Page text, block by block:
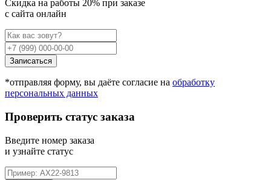
Cкидка на работы 20% при заказе
с сайта онлайн
Записаться
*отправляя форму, вы даёте согласие на обработку
персональных данных
Проверить статус заказа
Введите номер заказа
и узнайте статус